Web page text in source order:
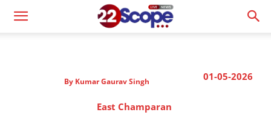
01-05-2026
By Kumar Gaurav Singh
East Champaran